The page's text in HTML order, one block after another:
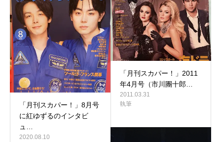
「月刊スカパー！」8月号
に紅ゆずるのインタビ
ュ…
2020.08.10
「月刊スカパー！」2011
年4月号（市川團十郎…
2011.03.31
執筆